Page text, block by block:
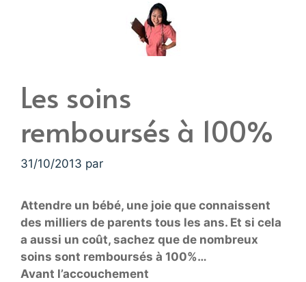
Les soins
remboursés à 100%
31/10/2013 par
Attendre un bébé, une joie que connaissent
des milliers de parents tous les ans. Et si cela
a aussi un coût, sachez que de nombreux
soins sont remboursés à 100%…
Avant l’accouchement